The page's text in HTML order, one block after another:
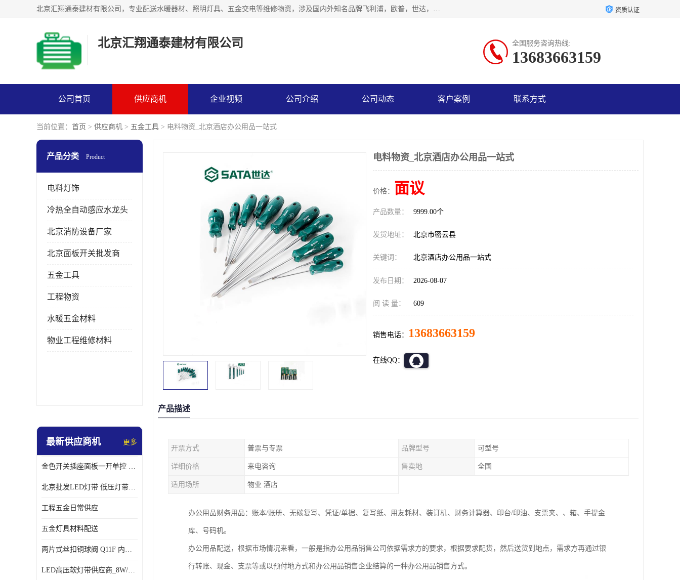
北京汇翔通泰建材有限公司，专业配送水暖器材、照明灯具、五金交电等维修物资，涉及国内外知名品牌飞利浦，欧普，世达，博士，九牧，公牛等物资。能充分满足物业、学校、酒店、工厂、部队等多领域的采购需求，提供一站式配送服务。 资质认证
北京汇翔通泰建材有限公司 全国服务咨询热线:
13683663159
公司首页 供应商机 企业视频 公司介绍 公司动态 客户案例 联系方式
当前位置： 首页 > 供应商机 > 五金工具 > 电料物资_北京酒店办公用品一站式
产品分类 Product
电料灯饰
冷热全自动感应水龙头
北京消防设备厂家
北京面板开关批发商
五金工具
工程物资
水暖五金材料
物业工程维修材料
最新供应商机 更多
金色开关插座面板一开单控 _一开双控五孔插座
北京批发LED灯带 低压灯带定制 景观亮化灯条
工程五金日常供应
五金灯具材料配送
两片式丝扣铜球阀 Q11F 内螺纹铜球阀
LED高压软灯带供应商_8W/米客厅吊顶暗槽
电料物资_北京酒店办公用品一站式
价格： 面议
产品数量： 9999.00个
发货地址： 北京市密云县
关键词： 北京酒店办公用品一站式
发布日期： 2026-08-07
阅 读 量： 609
销售电话： 13683663159
在线QQ：
产品描述
开票方式 普票与专票 品牌型号 可型号
详细价格 来电咨询 售卖地 全国
适用场所 物业 酒店
办公用品财务用品：账本/账册、无碳复写、凭证/单据、复写纸、用友耗材、装订机、财务计算器、印台/印油、支票夹、、箱、手提金
库、号码机。
办公用品配送，根据市场情况来看，一般是指办公用品销售公司依据需求方的要求，根据要求配货，然后送货到地点，需求方再通过银
行转账、现金、支票等或以预付地方式和办公用品销售企业结算的一种办公用品销售方式。